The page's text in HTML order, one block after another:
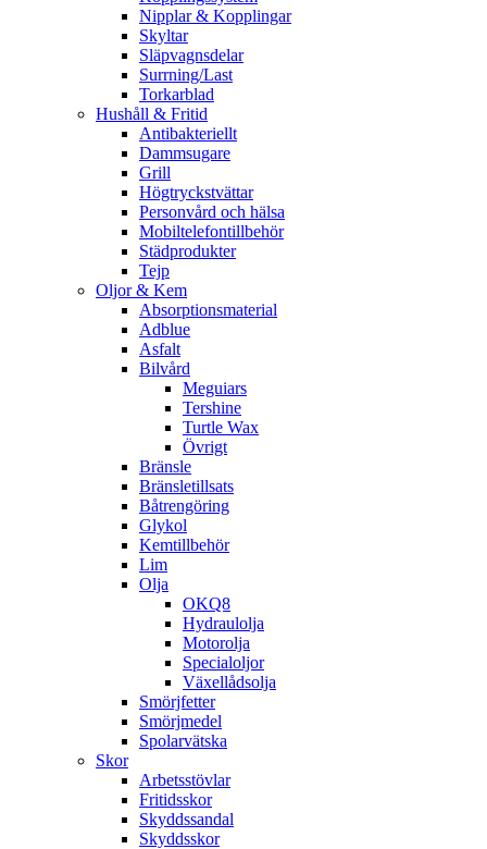
Nipplar & Kopplingar
Skyltar
Släpvagnsdelar
Surrning/Last
Torkarblad
Hushåll & Fritid
Antibakteriellt​
Dammsugare
Grill
Högtryckstvättar
Personvård och hälsa
Mobiltelefontillbehör
Städprodukter
Tejp
Oljor & Kem
Absorptionsmaterial
Adblue
Asfalt
Bilvård
Meguiars
Tershine
Turtle Wax
Övrigt
Bränsle
Bränsletillsats
Båtrengöring
Glykol
Kemtillbehör
Lim
Olja
OKQ8
Hydraulolja
Motorolja
Specialoljor
Växellådsolja
Smörjfetter
Smörjmedel
Spolarvätska
Skor
Arbetsstövlar
Fritidsskor
Skyddssandal
Skyddsskor